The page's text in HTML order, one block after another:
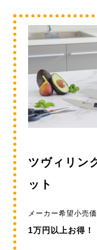
ツヴィリン
ット
メーカー希望小売
1万円以上お得！